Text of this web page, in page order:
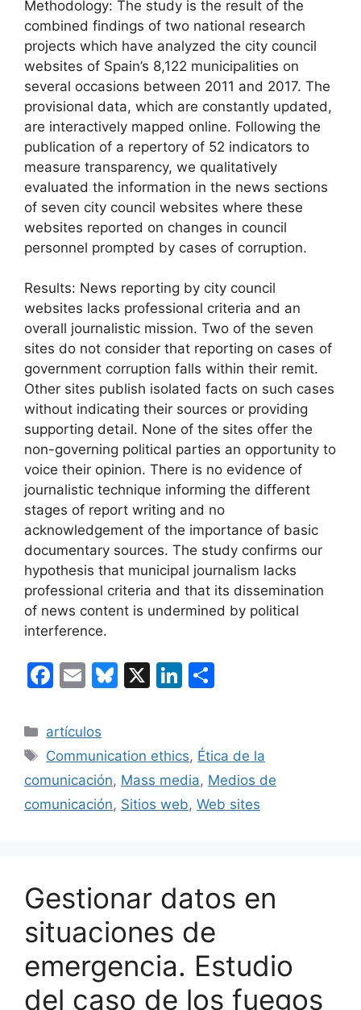
Methodology: The study is the result of the
combined findings of two national research
projects which have analyzed the city council
websites of Spain’s 8,122 municipalities on
several occasions between 2011 and 2017. The
provisional data, which are constantly updated,
are interactively mapped online. Following the
publication of a repertory of 52 indicators to
measure transparency, we qualitatively
evaluated the information in the news sections
of seven city council websites where these
websites reported on changes in council
personnel prompted by cases of corruption.
Results: News reporting by city council
websites lacks professional criteria and an
overall journalistic mission. Two of the seven
sites do not consider that reporting on cases of
government corruption falls within their remit.
Other sites publish isolated facts on such cases
without indicating their sources or providing
supporting detail. None of the sites offer the
non-governing political parties an opportunity to
voice their opinion. There is no evidence of
journalistic technique informing the different
stages of report writing and no
acknowledgement of the importance of basic
documentary sources. The study confirms our
hypothesis that municipal journalism lacks
professional criteria and that its dissemination
of news content is undermined by political
interference.
F
c
e
b
o
E
ai
l
Bl
s
k
y
X
Li
e
dI
n
p
ar
tir
Categorías
artículos
Etiquetas
Communication ethics, Ética de la
comunicación, Mass media, Medios de
comunicación, Sitios web, Web sites
Gestionar datos en
situaciones de
emergencia. Estudio
del caso de los fuegos